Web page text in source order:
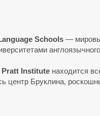
Schools —
Instituteнаходится
центр Бруклина,